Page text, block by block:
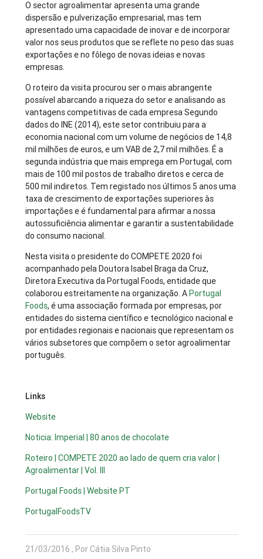
O sector agroalimentar apresenta uma grande
dispersão e pulverização empresarial, mas tem
apresentado uma capacidade de inovar e de incorporar
valor nos seus produtos que se reflete no peso das suas
exportações e no fôlego de novas ideias e novas
empresas.
O roteiro da visita procurou ser o mais abrangente
possível abarcando a riqueza do setor e analisando as
vantagens competitivas de cada empresa Segundo
dados do INE (2014), este setor contribuiu para a
economia nacional com um volume de negócios de 14,8
mil milhões de euros, e um VAB de 2,7 mil milhões. É a
segunda indústria que mais emprega em Portugal, com
mais de 100 mil postos de trabalho diretos e cerca de
500 mil indiretos. Tem registado nos últimos 5 anos uma
taxa de crescimento de exportações superiores às
importações e é fundamental para afirmar a nossa
autossuficiência alimentar e garantir a sustentabilidade
do consumo nacional.
Nesta visita o presidente do COMPETE 2020 foi
acompanhado pela Doutora Isabel Braga da Cruz,
Diretora Executiva da Portugal Foods, entidade que
colaborou estreitamente na organização. A Portugal
Foods, é uma associação formada por empresas, por
entidades do sistema científico e tecnológico nacional e
por entidades regionais e nacionais que representam os
vários subsetores que compõem o setor agroalimentar
português.
Links
Website
Noticia: Imperial | 80 anos de chocolate
Roteiro | COMPETE 2020 ao lado de quem cria valor |
Agroalimentar | Vol. III
Portugal Foods | Website PT
PortugalFoodsTV
21/03/2016 , Por Cátia Silva Pinto